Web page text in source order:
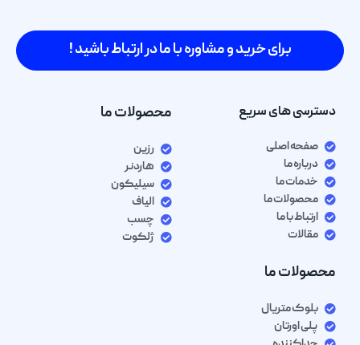
برای خرید و مشاوره با ما در ارتباط باشید !
دسترسی های سریع
صفحه اصلی
درباره ما
خدمات ما
محصولات ما
ارتباط با ما
مقالات
محصولات ما
رزین
هاردنر
سیلیکون
الیاف
چسب
ژلکوت
محصولات ما
بلوک متریال
پلی اورتان